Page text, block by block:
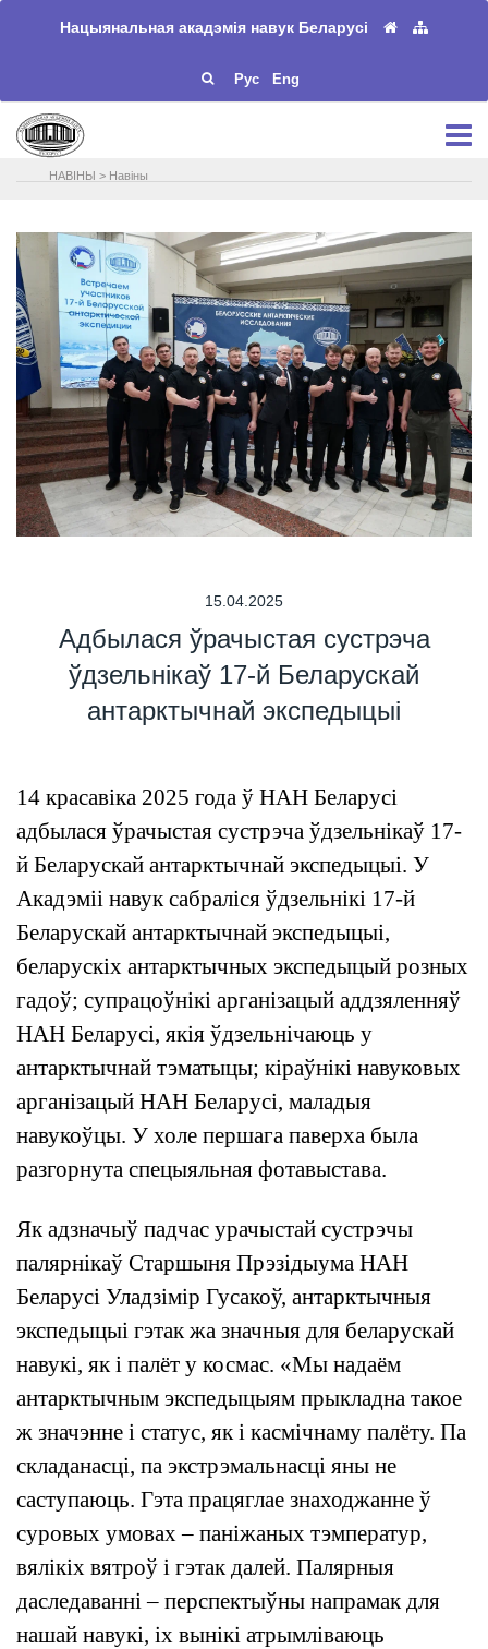
Нацыянальная акадэмія навук Беларусі
Рус Eng
НАВIНЫ > Навіны
15.04.2025
Адбылася ўрачыстая сустрэча
ўдзельнікаў 17-й Беларускай
антарктычнай экспедыцыі
14 красавіка 2025 года ў НАН Беларусі
адбылася ўрачыстая сустрэча ўдзельнікаў 17-
й Беларускай антарктычнай экспедыцыі. У
Акадэміі навук сабраліся ўдзельнікі 17-й
Беларускай антарктычнай экспедыцыі,
беларускіх антарктычных экспедыцый розных
гадоў; супрацоўнікі арганізацый аддзяленняў
НАН Беларусі, якія ўдзельнічаюць у
антарктычнай тэматыцы; кіраўнікі навуковых
арганізацый НАН Беларусі, маладыя
навукоўцы. У холе першага паверха была
разгорнута спецыяльная фотавыстава.
Як адзначыў падчас урачыстай сустрэчы
палярнікаў Старшыня Прэзідыума НАН
Беларусі Уладзімір Гусакоў, антарктычныя
экспедыцыі гэтак жа значныя для беларускай
навукі, як і палёт у космас. «Мы надаём
антарктычным экспедыцыям прыкладна такое
ж значэнне і статус, як і касмічнаму палёту. Па
складанасці, па экстрэмальнасці яны не
саступаюць. Гэта працяглае знаходжанне ў
суровых умовах – паніжаных тэмператур,
вялікіх вятроў і гэтак далей. Палярныя
даследаванні – перспектыўны напрамак для
нашай навукі, іх вынікі атрымліваюць